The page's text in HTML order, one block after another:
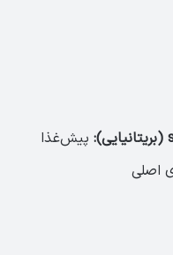
پیش‌غذا
اصلی